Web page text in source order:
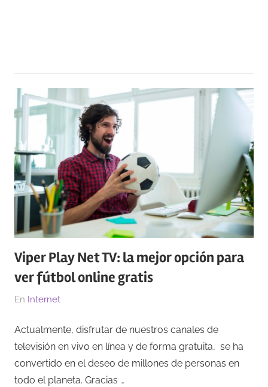
Viper Play Net TV: la mejor opción para
ver fútbol online gratis
El
Por
En Internet
Actualmente, disfrutar de nuestros canales de
televisión en vivo en línea y de forma gratuita, se ha
convertido en el deseo de millones de personas en
todo el planeta. Gracias …